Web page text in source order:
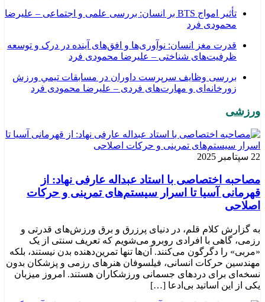
تأثیر امواج BTS بر انسان: بررسی علمی و اجتماعی – علیرضا
محمودی فرد
قدرت مغز انسان: نوآوری‌ها و افق‌های آینده در درک و توسعه
ظرفیت‌های شناختی – علیرضا محمودی فرد
بررسی وظايف سرپرست داوران در مسابقات تیمي ورزش
زورخانه‌ای و مهارت‌های فردی – علیرضا محمودی فرد
ورزشی
22 سپتامبر 2025
مصاحبه اختصاصی با استاد عبداله عارفی نهاد: از
قهرمانی آسیا تا اسرار سیستم‌های تمرینی و حرکات
اصلاحی
به گزارش کلام قلم، در دنیای پرزرق و برق ورزش‌های قدرتی و
رزمی، گاهی با افرادی روبرو می‌شویم که تعریف سنتی از یک
«مربی» را دگرگون می‌کنند. آن‌ها تنها تمرین‌دهنده بدن نیستند، بلکه
مهندسین حرکات انسانی، فیلسوفان هنرهای رزمی و پزشکان بدون
نسخه‌ای برای دردهای جسمانی ورزشکاران هستند. امروز میزبان
یکی از این اساتید بی‌ادعا […]